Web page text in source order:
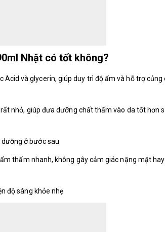
Nhật có tốt không?
và glycerin, giúp duy trì độ ẩm và hỗ trợ củng
nhỏ, giúp đưa dưỡng chất thấm vào da tốt hơn
ở bước sau
thấm nhanh, không gây cảm giác nặng mặt
độ sáng khỏe nhẹ